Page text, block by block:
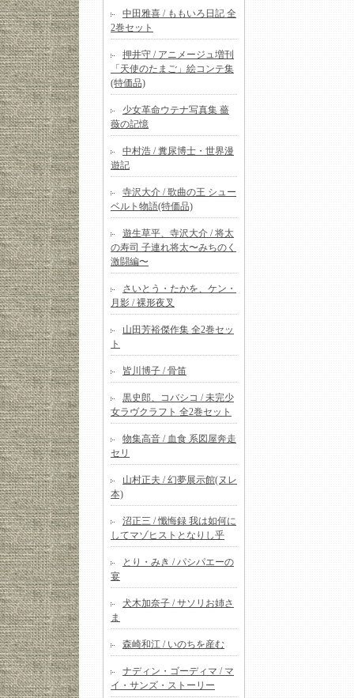
中田雅喜 / ももいろ日記 全
2巻セット
押井守 / アニメージュ増刊
「天使のたまご」絵コンテ集
(特価品)
少女革命ウテナ写真集 薔
薇の記憶
中村浩 / 糞尿博士・世界漫
遊記
寺沢大介 / 歌曲の王 シュー
ベルト物語(特価品)
遊生草平、寺沢大介 / 将太
の寿司 子連れ将太〜みちのく
激闘編〜
さいとう・たかを、ケン・
月影 / 裸形夜叉
山田芳裕傑作集 全2巻セッ
ト
皆川博子 / 骨笛
黒史郎、コバシコ / 未完少
女ラヴクラフト 全2巻セット
物集高音 / 血食 系図屋奔走
セリ
山村正夫 / 幻夢展示館(ヌレ
本)
沼正三 / 懺悔録 我は如何に
してマゾヒストとなりし乎
とり・みき / パシパエーの
宴
犬木加奈子 / サソリお姉さ
ま
森崎和江 / いのちを産む
ナディン・ゴーディマ / マ
イ・サンズ・ストーリー